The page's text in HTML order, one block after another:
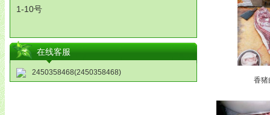
1-10号
在线客服
2450358468(2450358468)
香猪